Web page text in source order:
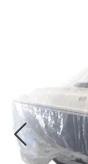
Motor/
Fortøyning